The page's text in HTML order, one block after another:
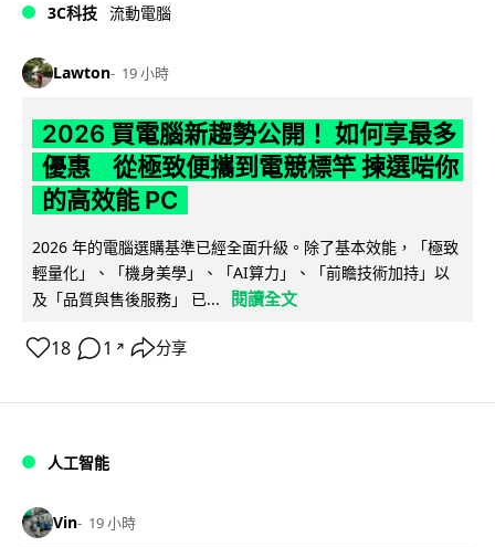
3C科技 流動電腦
Lawton 19 小時
2026 買電腦新趨勢公開！ 如何享最多
優惠 從極致便攜到電競標竿 揀選啱你
的高效能 PC
2026 年的電腦選購基準已經全面升級。除了基本效能，「極致
輕量化」、「機身美學」、「AI算力」、「前瞻技術加持」以
及「品質與售後服務」 已...
閱讀全文
18 1 ↗ 分享
人工智能
Vin 19 小時